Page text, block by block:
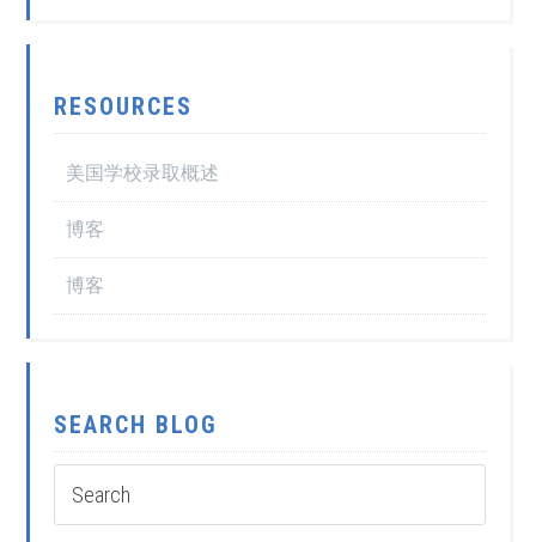
RESOURCES
美国学校录取概述
博客
博客
SEARCH BLOG